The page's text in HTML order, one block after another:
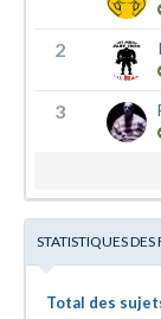
2
3
STATISTIQUES
Total des